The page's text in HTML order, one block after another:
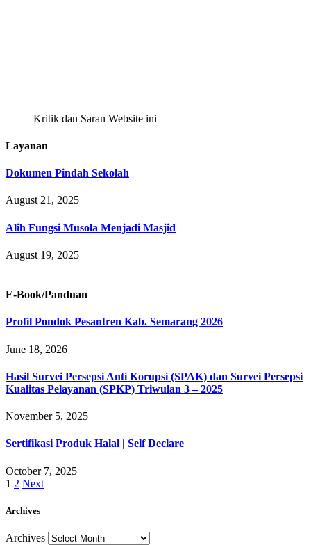
Kritik dan Saran Website ini
Layanan
Dokumen Pindah Sekolah
August 21, 2025
Alih Fungsi Musola Menjadi Masjid
August 19, 2025
E-Book/Panduan
Profil Pondok Pesantren Kab. Semarang 2026
June 18, 2026
Hasil Survei Persepsi Anti Korupsi (SPAK) dan Survei Persepsi
Kualitas Pelayanan (SPKP) Triwulan 3 – 2025
November 5, 2025
Sertifikasi Produk Halal | Self Declare
October 7, 2025
1 2 Next
Archives
Archives